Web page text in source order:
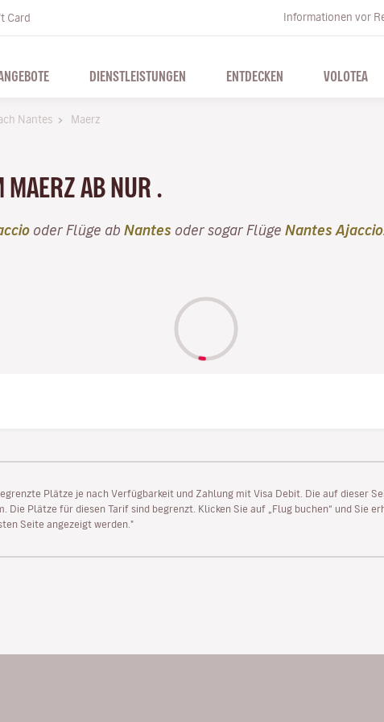
Card Informationen vor
DIENSTLEISTUNGEN ENTDECKEN VOLOTEA
Nantes Maerz
MAERZ AB NUR .
oder Flüge ab Nantes oder sogar Flüge Nantes Ajaccio
Plätze je nach Verfügbarkeit und Zahlung mit Visa Debit. Die auf dieser
Die Plätze für diesen Tarif sind begrenzt. Klicken Sie auf „Flug buchen“ und Sie
Seite angezeigt werden."